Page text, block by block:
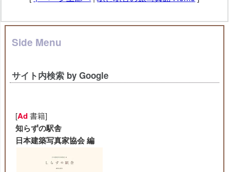
Side Menu
サイト内検索 by Google
[Ad書籍]
知らずの駅舎
日本建築写真家協会 編